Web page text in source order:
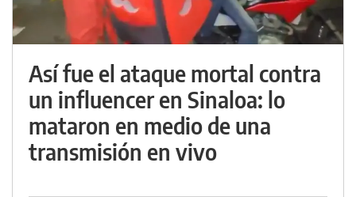
Así fue el ataque mortal contra
un influencer en Sinaloa: lo
mataron en medio de una
transmisión en vivo